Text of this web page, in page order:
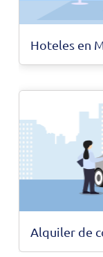
Hoteles en
Alquiler de